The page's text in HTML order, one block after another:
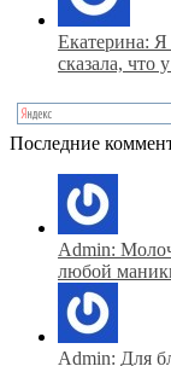
Екатерина:
сказала, что
Последние
Admin:
любой
Admin: Для